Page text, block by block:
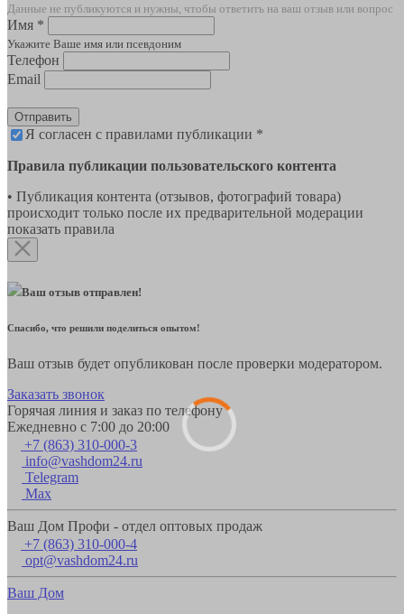
Данные не публикуются и нужны, чтобы ответить на ваш отзыв или вопрос
Имя *
Укажите Ваше имя или псевдоним
Телефон
Email
Отправить
Я согласен с правилами публикации *
Правила публикации пользовательского контента
• Публикация контента (отзывов, фотографий товара)
происходит только после их предварительной модерации
показать правила
Ваш отзыв отправлен!
Спасибо, что решили поделиться опытом!
Ваш отзыв будет опубликован после проверки модератором.
Заказать звонок
Горячая линия и заказ по телефону
Ежедневно с 7:00 до 20:00
+7 (863) 310-000-3
info@vashdom24.ru
Telegram
Max
Ваш Дом Профи - отдел оптовых продаж
+7 (863) 310-000-4
opt@vashdom24.ru
Ваш Дом